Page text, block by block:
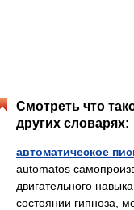
Смотреть что
других словарях:
автоматическое
autоmatоs
двигательного
состоянии гипноза,